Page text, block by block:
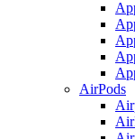
AirPods